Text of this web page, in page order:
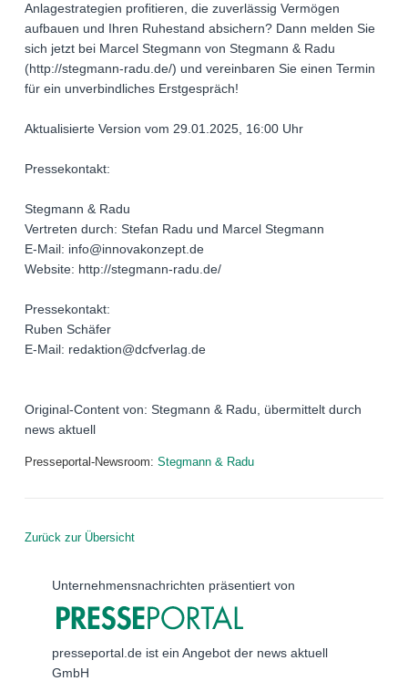
Anlagestrategien profitieren, die zuverlässig Vermögen
aufbauen und Ihren Ruhestand absichern? Dann melden Sie
sich jetzt bei Marcel Stegmann von Stegmann & Radu
(http://stegmann-radu.de/) und vereinbaren Sie einen Termin
für ein unverbindliches Erstgespräch!
Aktualisierte Version vom 29.01.2025, 16:00 Uhr
Pressekontakt:
Stegmann & Radu
Vertreten durch: Stefan Radu und Marcel Stegmann
E-Mail: info@innovakonzept.de
Website: http://stegmann-radu.de/
Pressekontakt:
Ruben Schäfer
E-Mail: redaktion@dcfverlag.de
Original-Content von: Stegmann & Radu, übermittelt durch
news aktuell
Presseportal-Newsroom: Stegmann & Radu
Zurück zur Übersicht
Unternehmensnachrichten präsentiert von
presseportal.de ist ein Angebot der news aktuell
GmbH